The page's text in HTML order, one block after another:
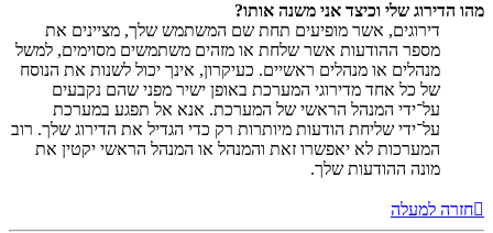
מהו הדירוג שלי וכיצד אני משנה אותו?
דירוגים, אשר מופיעים תחת שם המשתמש שלך, מציינים את
מספר ההודעות אשר שלחת או מזהים משתמשים מסוימים, למשל
מנהלים או מנהלים ראשיים. כעיקרון, אינך יכול לשנות את הנוסח
של כל אחד מדירוגי המערכת באופן ישיר מפני שהם נקבעים
על־ידי המנהל הראשי של המערכת. אנא אל תפגע במערכת
על־ידי שליחת הודעות מיותרות רק כדי הגדיל את הדירוג שלך. רוב
המערכות לא יאפשרו זאת והמנהל או המנהל הראשי יקטין את
מונה ההודעות שלך.
חזרה למעלה